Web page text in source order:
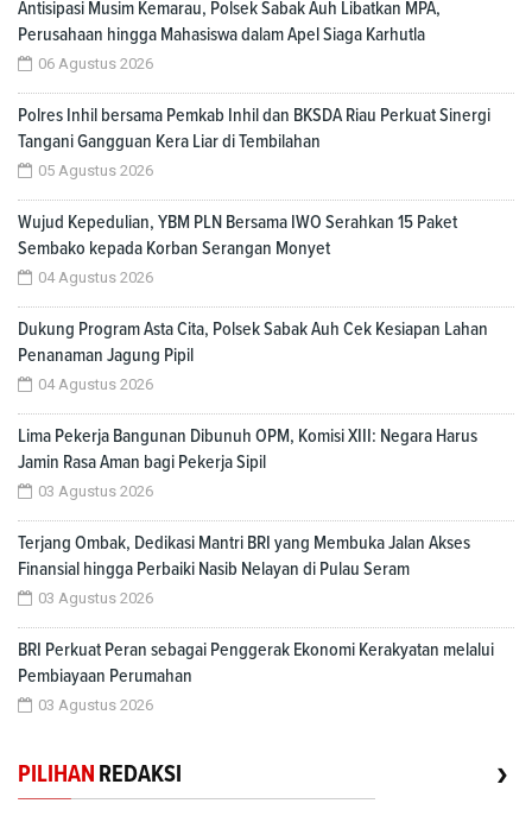
Antisipasi Musim Kemarau, Polsek Sabak Auh Libatkan MPA,
Perusahaan hingga Mahasiswa dalam Apel Siaga Karhutla
06 Agustus 2026
Polres Inhil bersama Pemkab Inhil dan BKSDA Riau Perkuat Sinergi
Tangani Gangguan Kera Liar di Tembilahan
05 Agustus 2026
Wujud Kepedulian, YBM PLN Bersama IWO Serahkan 15 Paket
Sembako kepada Korban Serangan Monyet
04 Agustus 2026
Dukung Program Asta Cita, Polsek Sabak Auh Cek Kesiapan Lahan
Penanaman Jagung Pipil
04 Agustus 2026
Lima Pekerja Bangunan Dibunuh OPM, Komisi XIII: Negara Harus
Jamin Rasa Aman bagi Pekerja Sipil
03 Agustus 2026
Terjang Ombak, Dedikasi Mantri BRI yang Membuka Jalan Akses
Finansial hingga Perbaiki Nasib Nelayan di Pulau Seram
03 Agustus 2026
BRI Perkuat Peran sebagai Penggerak Ekonomi Kerakyatan melalui
Pembiayaan Perumahan
03 Agustus 2026
PILIHAN REDAKSI ›